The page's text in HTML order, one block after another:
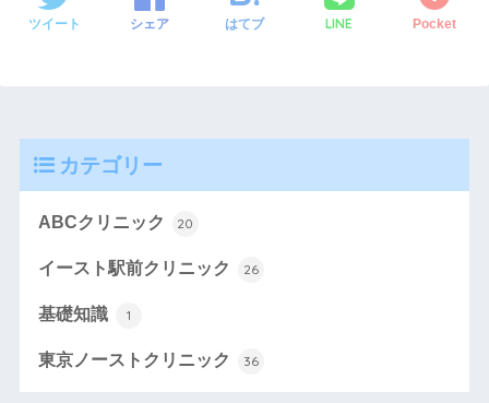
ツイート シェア はてブ LINE Pocket
カテゴリー
ABCクリニック 20
イースト駅前クリニック 26
基礎知識 1
東京ノーストクリニック 36